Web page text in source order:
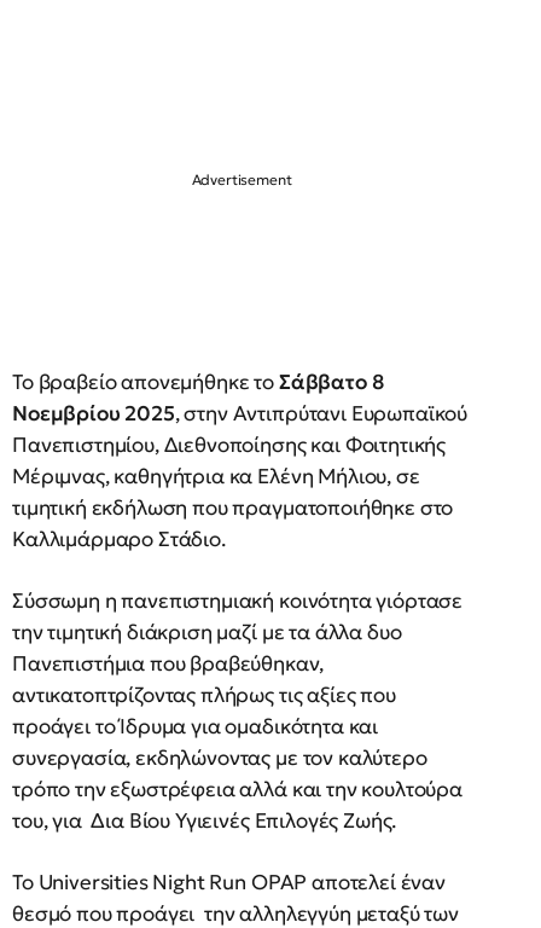
Το βραβείο απονεμήθηκε τοΣάββατο 8
Νοεμβρίου 2025, στην Αντιπρύτανι Ευρωπαϊκού
Πανεπιστημίου, Διεθνοποίησης και Φοιτητικής
Μέριμνας, καθηγήτρια κα Ελένη Μήλιου, σε
τιμητική εκδήλωση που πραγματοποιήθηκε στο
Καλλιμάρμαρο Στάδιο.
Σύσσωμη η πανεπιστημιακή κοινότητα γιόρτασε
την τιμητική διάκριση μαζί με τα άλλα δυο
Πανεπιστήμια που βραβεύθηκαν,
αντικατοπτρίζοντας πλήρως τις αξίες που
προάγει το Ίδρυμα για ομαδικότητα και
συνεργασία, εκδηλώνοντας με τον καλύτερο
τρόπο την εξωστρέφεια αλλά και την κουλτούρα
του, για Δια Βίου Υγιεινές Επιλογές Ζωής.
Το Universities Night Run OPAP αποτελεί έναν
θεσμό που προάγει την αλληλεγγύη μεταξύ των